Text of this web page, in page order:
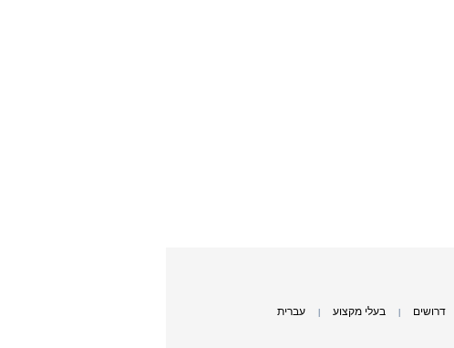
דרושים בעלי מקצוע עברית